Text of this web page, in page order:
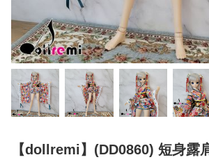
【dollremi】(DD0860) 短身露